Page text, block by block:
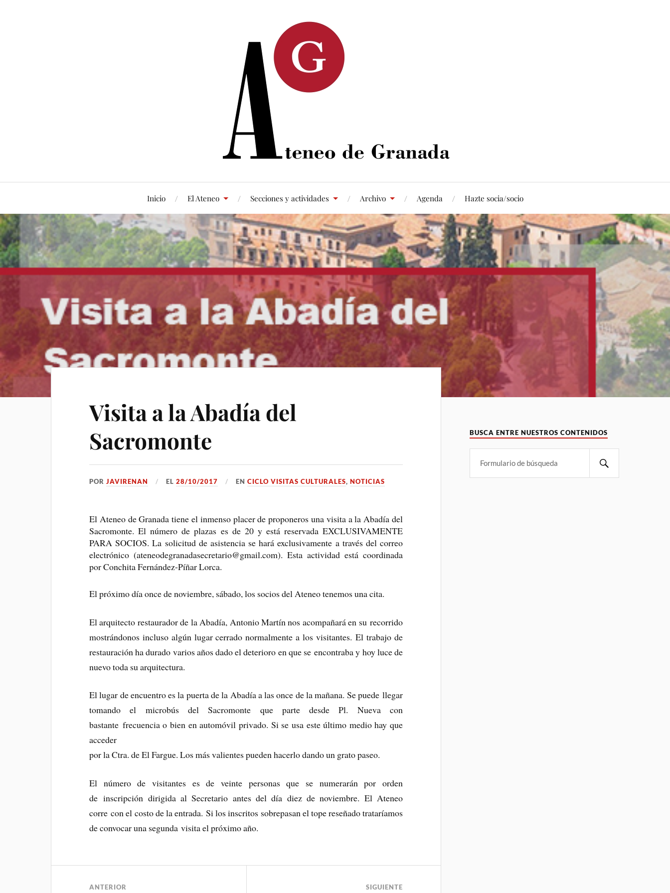
Inicio El Ateneo Secciones y actividades Archivo Agenda Hazte socia/socio
Visita a la Abadía del
Sacromonte
PORJAVIRENAN EL28/10/2017 ENCICLO VISITAS CULTURALES,NOTICIAS
El Ateneo de Granada tiene el inmenso placer de proponeros una visita a la Abadía del
Sacromonte. El número de plazas es de 20 y está reservada EXCLUSIVAMENTE
PARA SOCIOS. La solicitud de asistencia se hará exclusivamente a través del correo
electrónico (ateneodegranadasecretario@gmail.com). Esta actividad está coordinada
por Conchita Fernández-Píñar Lorca.
El próximo día once de noviembre, sábado, los socios del Ateneo tenemos una cita.
El arquitecto restaurador de la Abadía, Antonio Martín nos acompañará en su recorrido
mostrándonos incluso algún lugar cerrado normalmente a los visitantes. El trabajo de
restauración ha durado varios años dado el deterioro en que se encontraba y hoy luce de
nuevo toda su arquitectura.
El lugar de encuentro es la puerta de la Abadía a las once de la mañana. Se puede llegar
tomando el microbús del Sacromonte que parte desde Pl. Nueva con
bastante frecuencia o bien en automóvil privado. Si se usa este último medio hay que
acceder
por la Ctra. de El Fargue. Los más valientes pueden hacerlo dando un grato paseo.
El número de visitantes es de veinte personas que se numerarán por orden
de inscripción dirigida al Secretario antes del día diez de noviembre. El Ateneo
corre con el costo de la entrada. Si los inscritos sobrepasan el tope reseñado trataríamos
de convocar una segunda visita el próximo año.
ANTERIOR SIGUIENTE
BUSCA ENTRE NUESTROS CONTENIDOS